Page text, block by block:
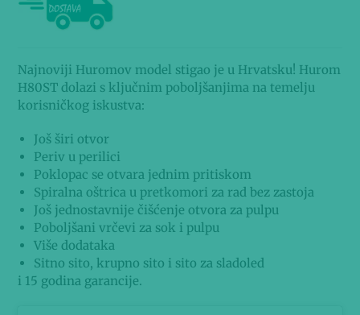
Najnoviji Huromov model stigao je u Hrvatsku! Hurom
H80ST dolazi s ključnim poboljšanjima na temelju
korisničkog iskustva:
Još širi otvor
Periv u perilici
Poklopac se otvara jednim pritiskom
Spiralna oštrica u pretkomori za rad bez zastoja
Još jednostavnije čišćenje otvora za pulpu
Poboljšani vrčevi za sok i pulpu
Više dodataka
Sitno sito, krupno sito i sito za sladoled
i 15 godina garancije.